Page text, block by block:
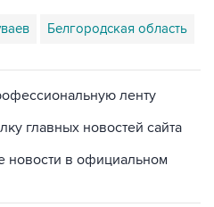
главных новостей сайта
новости в официальном